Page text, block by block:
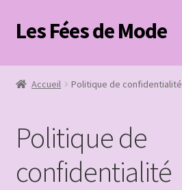
Aller
à
navigation
Aller
au
Les Fées de Mode
Accueil
Mon compte
Panier
Accueil Politique de confidentialité
Politique de
confidentialité